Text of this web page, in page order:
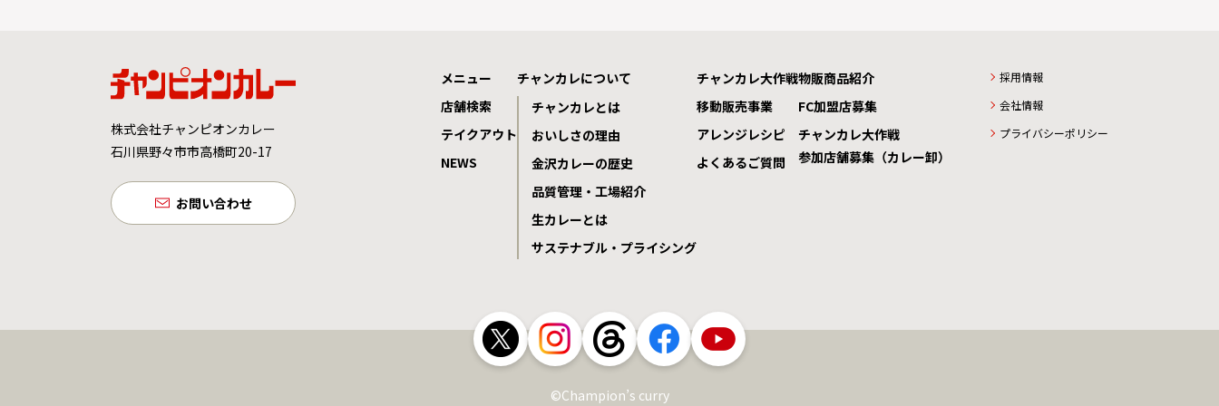
株式会社チャンピオンカレー
石川県野々市市高橋町20-17
お問い合わせ
メニュー
店舗検索
テイクアウト
NEWS
チャンカレについて
チャンカレとは
おいしさの理由
金沢カレーの歴史
品質管理・工場紹介
生カレーとは
サステナブル・プライシング
チャンカレ大作戦
移動販売事業
アレンジレシピ
よくあるご質問
物販商品紹介
FC加盟店募集
チャンカレ大作戦
参加店舗募集（カレー卸）
採用情報
会社情報
プライバシーポリシー
©Champion’s curry